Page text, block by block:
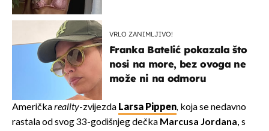
VRLO ZANIMLJIVO!
Franka Batelić pokazala što
nosi na more, bez ovoga ne
može ni na odmoru
Američkareality-zvijezda Larsa Pippen, koja se nedavno
rastala od svog 33-godišnjeg dečka Marcusa Jordana, s